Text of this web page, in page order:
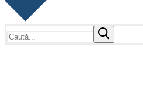
după: